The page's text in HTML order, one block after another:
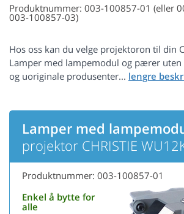
Produktnummer: 003-100857-01 (eller
003-100857-03)
Hos oss kan du velge projektoron til din
Lamper med lampemodul og pærer
og uoriginale produsenter...
Lamper med
projektor CHRISTIE
Produktnummer: 003-100857-01
Enkel å bytte for
alle